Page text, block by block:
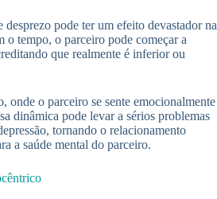
desprezo pode ter um efeito devastador na
o tempo, o parceiro pode começar a
que realmente é inferior ou
onde o parceiro se sente emocionalmente
dinâmica pode levar a sérios problemas
tornando o relacionamento
a saúde mental do parceiro.